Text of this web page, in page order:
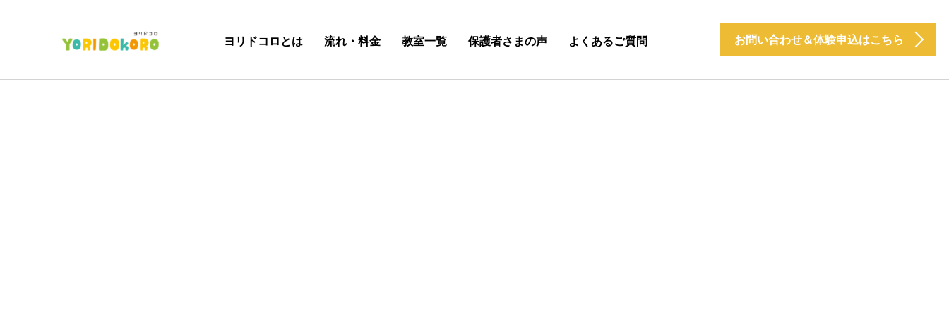
ヨリドコロとは 流れ・料金 教室一覧 保護者さまの声 よくあるご質問 お問い合わせ＆体験申込はこちら